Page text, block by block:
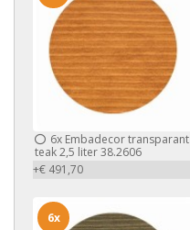
6x Embadecor transparant
teak 2,5 liter 38.2606
+€ 491,70
6x